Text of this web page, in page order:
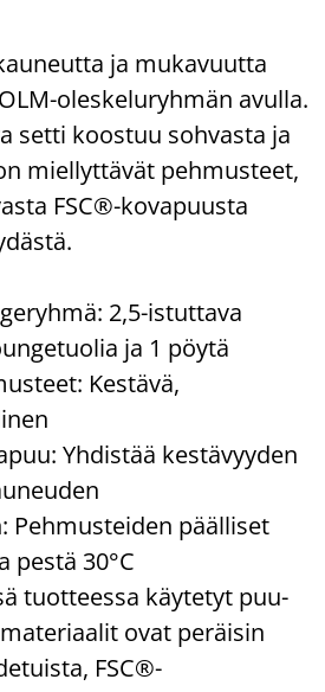
ja mukavuutta
oleskeluryhmän avulla.
setti koostuu sohvasta ja
miellyttävät pehmusteet,
FSC®-kovapuusta
2,5-istuttava
ja 1 pöytä
Kestävä,
Yhdistää kestävyyden
Pehmusteiden päälliset
pestä 30°C
tuotteessa käytetyt puu-
ovat peräisin
FSC®-